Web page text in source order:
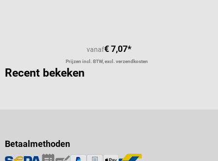
vanaf€ 7,07*
Prijzen incl. BTW, excl. verzendkosten
Recent bekeken
Betaalmethoden